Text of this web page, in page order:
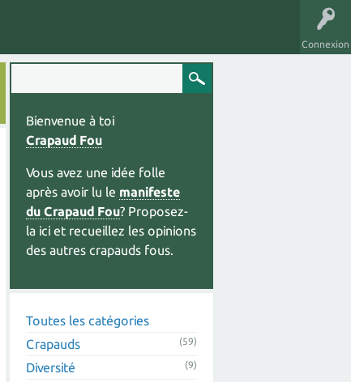
Connexion
Bienvenue à toi
Crapaud Fou
Vous avez une idée folle
après avoir lu le manifeste
du Crapaud Fou? Proposez-
la ici et recueillez les opinions
des autres crapauds fous.
Toutes les catégories
Crapauds
(59)
Diversité (9)